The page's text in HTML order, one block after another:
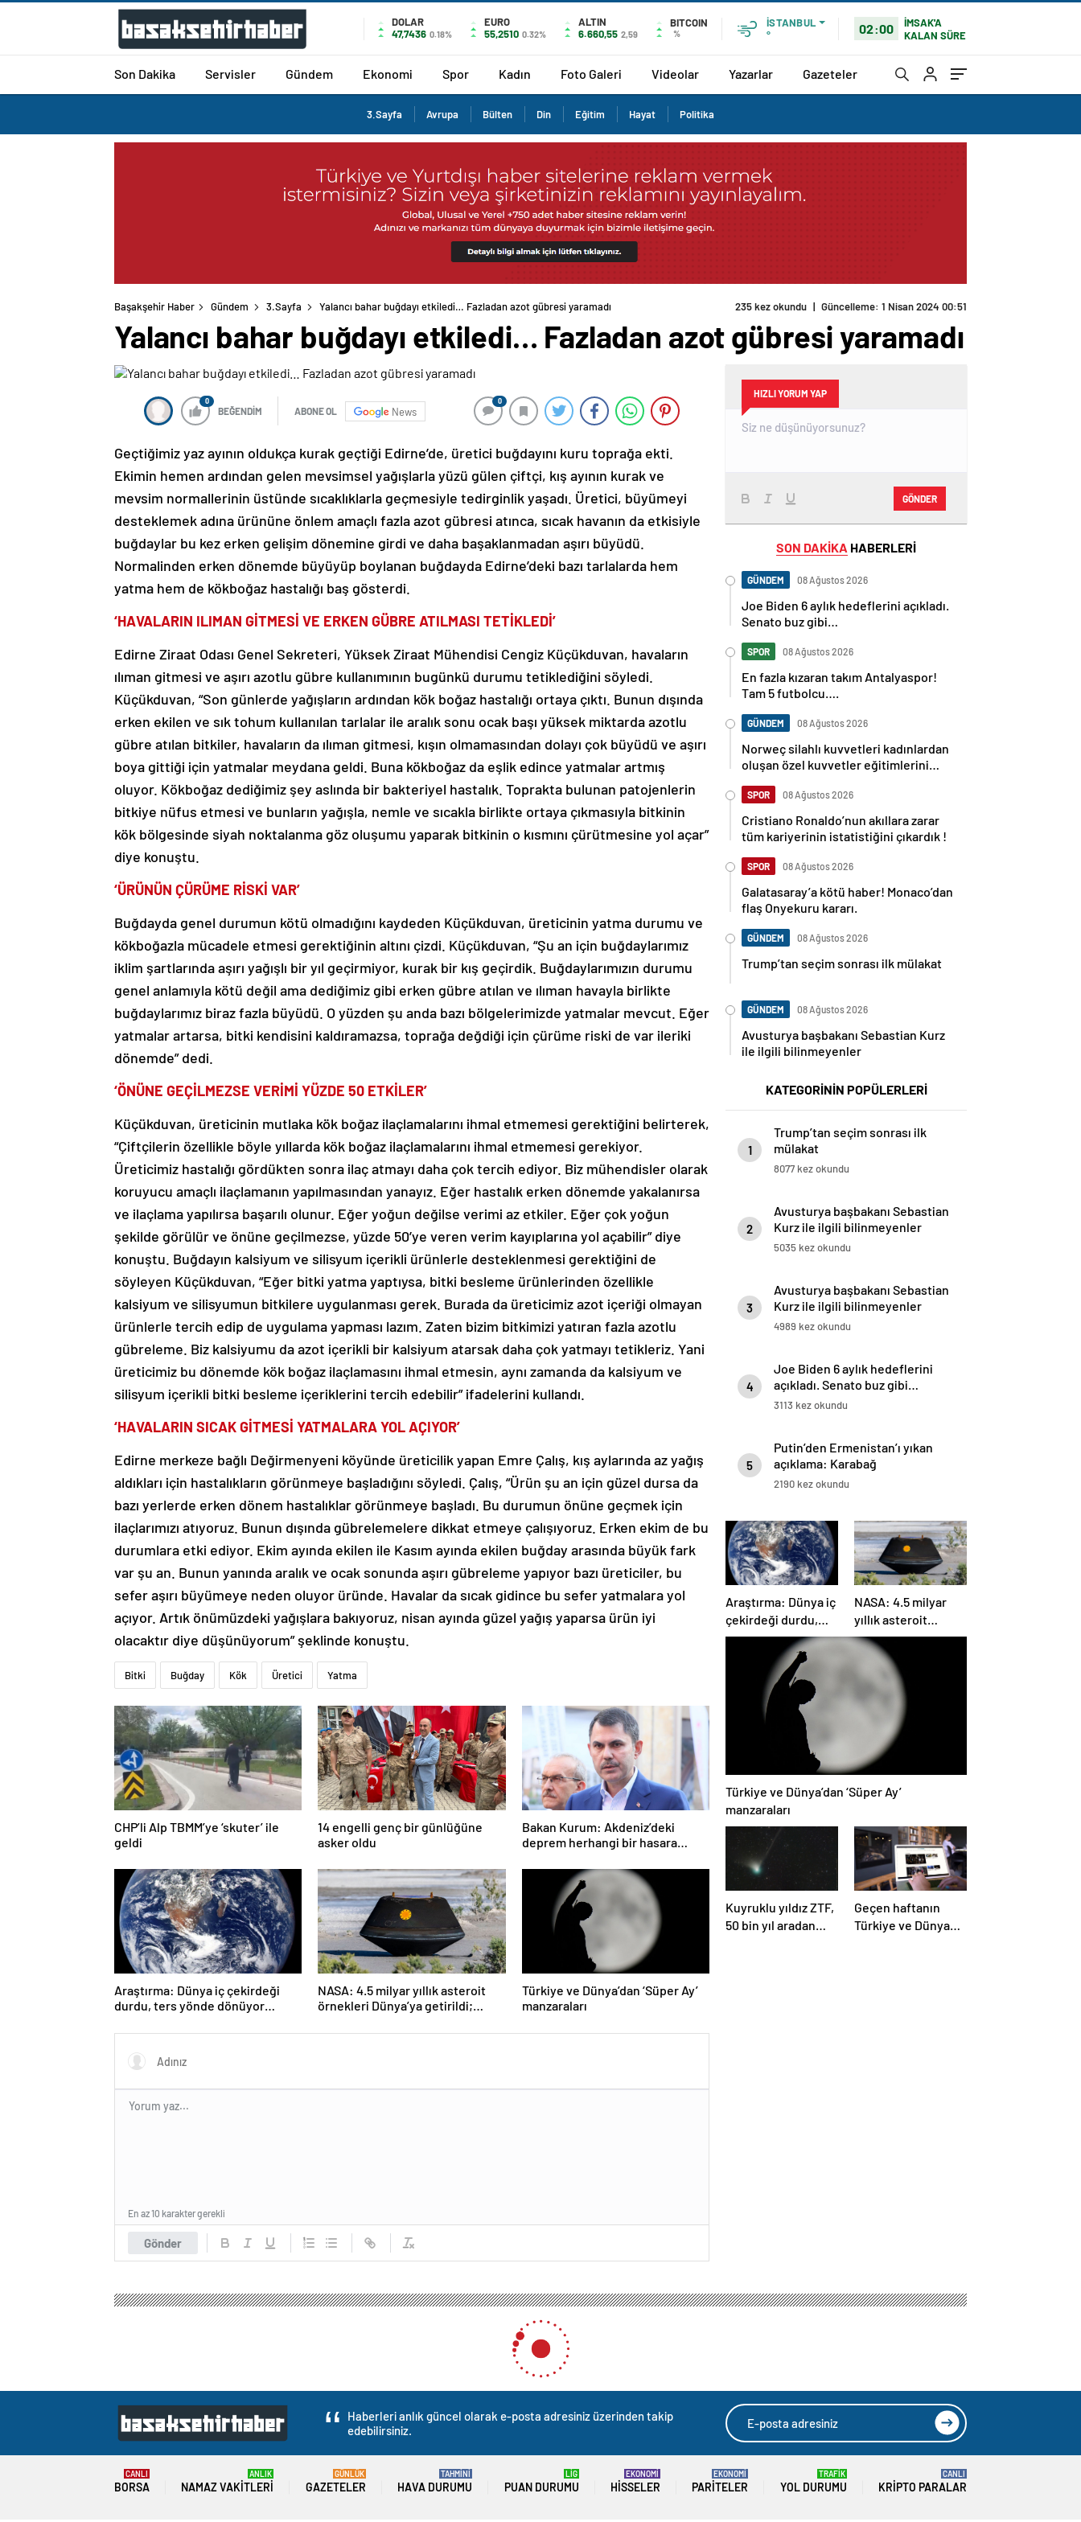
DOLAR
47,7436 0.18%
EURO
55,2510 0.32%
ALTIN
6.660,55 2,59
BITCOIN
%
İSTANBUL
°
02:00
İMSAK'A
KALAN SÜRE
Son Dakika Servisler Gündem Ekonomi Spor Kadın Foto Galeri Videolar Yazarlar Gazeteler
3.Sayfa Avrupa Bülten Din Eğitim Hayat Politika
Başakşehir Haber Gündem 3.Sayfa Yalancı bahar buğdayı etkiledi… Fazladan azot gübresi yaramadı 235 kez okundu | Güncelleme: 1 Nisan 2024 00:51
Yalancı bahar buğdayı etkiledi… Fazladan azot gübresi yaramadı
0
BEĞENDİM ABONE OL News
0
Geçtiğimiz yaz ayının oldukça kurak geçtiği Edirne’de, üretici buğdayını kuru toprağa ekti.
Ekimin hemen ardından gelen mevsimsel yağışlarla yüzü gülen çiftçi, kış ayının kurak ve
mevsim normallerinin üstünde sıcaklıklarla geçmesiyle tedirginlik yaşadı. Üretici, büyümeyi
desteklemek adına ürününe önlem amaçlı fazla azot gübresi atınca, sıcak havanın da etkisiyle
buğdaylar bu kez erken gelişim dönemine girdi ve daha başaklanmadan aşırı büyüdü.
Normalinden erken dönemde büyüyüp boylanan buğdayda Edirne’deki bazı tarlalarda hem
yatma hem de kökboğaz hastalığı baş gösterdi.
‘HAVALARIN ILIMAN GİTMESİ VE ERKEN GÜBRE ATILMASI TETİKLEDİ’
Edirne Ziraat Odası Genel Sekreteri, Yüksek Ziraat Mühendisi Cengiz Küçükduvan, havaların
ılıman gitmesi ve aşırı azotlu gübre kullanımının bugünkü durumu tetiklediğini söyledi.
Küçükduvan, “Son günlerde yağışların ardından kök boğaz hastalığı ortaya çıktı. Bunun dışında
erken ekilen ve sık tohum kullanılan tarlalar ile aralık sonu ocak başı yüksek miktarda azotlu
gübre atılan bitkiler, havaların da ılıman gitmesi, kışın olmamasından dolayı çok büyüdü ve aşırı
boya gittiği için yatmalar meydana geldi. Buna kökboğaz da eşlik edince yatmalar artmış
oluyor. Kökboğaz dediğimiz şey aslında bir bakteriyel hastalık. Toprakta bulunan patojenlerin
bitkiye nüfus etmesi ve bunların yağışla, nemle ve sıcakla birlikte ortaya çıkmasıyla bitkinin
kök bölgesinde siyah noktalanma göz oluşumu yaparak bitkinin o kısmını çürütmesine yol açar”
diye konuştu.
‘ÜRÜNÜN ÇÜRÜME RİSKİ VAR’
Buğdayda genel durumun kötü olmadığını kaydeden Küçükduvan, üreticinin yatma durumu ve
kökboğazla mücadele etmesi gerektiğinin altını çizdi. Küçükduvan, “Şu an için buğdaylarımız
iklim şartlarında aşırı yağışlı bir yıl geçirmiyor, kurak bir kış geçirdik. Buğdaylarımızın durumu
genel anlamıyla kötü değil ama dediğimiz gibi erken gübre atılan ve ılıman havayla birlikte
buğdaylarımız biraz fazla büyüdü. O yüzden şu anda bazı bölgelerimizde yatmalar mevcut. Eğer
yatmalar artarsa, bitki kendisini kaldıramazsa, toprağa değdiği için çürüme riski de var ileriki
dönemde” dedi.
‘ÖNÜNE GEÇİLMEZSE VERİMİ YÜZDE 50 ETKİLER’
Küçükduvan, üreticinin mutlaka kök boğaz ilaçlamalarını ihmal etmemesi gerektiğini belirterek,
“Çiftçilerin özellikle böyle yıllarda kök boğaz ilaçlamalarını ihmal etmemesi gerekiyor.
Üreticimiz hastalığı gördükten sonra ilaç atmayı daha çok tercih ediyor. Biz mühendisler olarak
koruyucu amaçlı ilaçlamanın yapılmasından yanayız. Eğer hastalık erken dönemde yakalanırsa
ve ilaçlama yapılırsa başarılı olunur. Eğer yoğun değilse verimi az etkiler. Eğer çok yoğun
şekilde görülür ve önüne geçilmezse, yüzde 50’ye veren verim kayıplarına yol açabilir” diye
konuştu. Buğdayın kalsiyum ve silisyum içerikli ürünlerle desteklenmesi gerektiğini de
söyleyen Küçükduvan, “Eğer bitki yatma yaptıysa, bitki besleme ürünlerinden özellikle
kalsiyum ve silisyumun bitkilere uygulanması gerek. Burada da üreticimiz azot içeriği olmayan
ürünlerle tercih edip de uygulama yapması lazım. Zaten bizim bitkimizi yatıran fazla azotlu
gübreleme. Biz kalsiyumu da azot içerikli bir kalsiyum atarsak daha çok yatmayı tetikleriz. Yani
üreticimiz bu dönemde kök boğaz ilaçlamasını ihmal etmesin, aynı zamanda da kalsiyum ve
silisyum içerikli bitki besleme içeriklerini tercih edebilir” ifadelerini kullandı.
‘HAVALARIN SICAK GİTMESİ YATMALARA YOL AÇIYOR’
Edirne merkeze bağlı Değirmenyeni köyünde üreticilik yapan Emre Çalış, kış aylarında az yağış
aldıkları için hastalıkların görünmeye başladığını söyledi. Çalış, “Ürün şu an için güzel dursa da
bazı yerlerde erken dönem hastalıklar görünmeye başladı. Bu durumun önüne geçmek için
ilaçlarımızı atıyoruz. Bunun dışında gübrelemelere dikkat etmeye çalışıyoruz. Erken ekim de bu
durumlara etki ediyor. Ekim ayında ekilen ile Kasım ayında ekilen buğday arasında büyük fark
var şu an. Bunun yanında aralık ve ocak sonunda aşırı gübreleme yapıyor bazı üreticiler, bu
sefer aşırı büyümeye neden oluyor üründe. Havalar da sıcak gidince bu sefer yatmalara yol
açıyor. Artık önümüzdeki yağışlara bakıyoruz, nisan ayında güzel yağış yaparsa ürün iyi
olacaktır diye düşünüyorum” şeklinde konuştu.
Bitki Buğday Kök Üretici Yatma
CHP’li Alp TBMM’ye ‘skuter’ ile
geldi
14 engelli genç bir günlüğüne
asker oldu
Bakan Kurum: Akdeniz’deki
deprem herhangi bir hasara
Araştırma: Dünya iç çekirdeği
durdu, ters yönde dönüyor
NASA: 4.5 milyar yıllık asteroit
örnekleri Dünya’ya getirildi;
tutabilir
Türkiye ve Dünya’dan ‘Süper Ay’
manzaraları
Gönder
En az 10 karakter gerekli
HIZLI YORUM YAP
GÖNDER
SON DAKİKA HABERLERİ
GÜNDEM 08 Ağustos 2026
Joe Biden 6 aylık hedeflerini açıkladı.
Senato buz gibi…
SPOR 08 Ağustos 2026
En fazla kızaran takım Antalyaspor!
Tam 5 futbolcu….
GÜNDEM 08 Ağustos 2026
Norweç silahlı kuvvetleri kadınlardan
oluşan özel kuvvetler eğitimlerini
SPOR 08 Ağustos 2026
Cristiano Ronaldo’nun akıllara zarar
tüm kariyerinin istatistiğini çıkardık !
SPOR 08 Ağustos 2026
Galatasaray’a kötü haber! Monaco’dan
flaş Onyekuru kararı.
GÜNDEM 08 Ağustos 2026
Trump’tan seçim sonrası ilk mülakat
GÜNDEM 08 Ağustos 2026
Avusturya başbakanı Sebastian Kurz
ile ilgili bilinmeyenler
KATEGORİNİN POPÜLERLERİ
1
Trump’tan seçim sonrası ilk
mülakat
8077 kez okundu
2
Avusturya başbakanı Sebastian
Kurz ile ilgili bilinmeyenler
5035 kez okundu
3
Avusturya başbakanı Sebastian
Kurz ile ilgili bilinmeyenler
4989 kez okundu
4
Joe Biden 6 aylık hedeflerini
açıkladı. Senato buz gibi…
3113 kez okundu
5
Putin’den Ermenistan’ı yıkan
açıklama: Karabağ
Azerbaycan’ın ayrılmaz bir
2190 kez okundu
Araştırma: Dünya iç
çekirdeği durdu,
ters yönde dönüyor
NASA: 4.5 milyar
yıllık asteroit
örnekleri Dünya’ya
getirildi; yaşamın
başlangıcına ışık
Türkiye ve Dünya’dan ‘Süper Ay’
manzaraları
Kuyruklu yıldız ZTF,
50 bin yıl aradan
Geçen haftanın
Türkiye ve Dünya
Haberleri anlık güncel olarak e-posta adresiniz üzerinden takip
edebilirsiniz.
BORSA
CANLI
NAMAZ VAKITLERI
ANLIK
GAZETELER
GÜNLÜK
HAVA DURUMU
TAHMİNİ
PUAN DURUMU
LİG
HISSELER
EKONOMİ
PARITELER
EKONOMİ
YOL DURUMU
TRAFİK
KRIPTO PARALAR
CANLI